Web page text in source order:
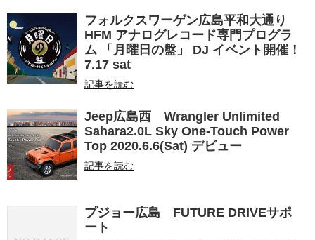
フォルクスワーゲン広島平和大通り
HFM アナログレコード専門プログラ
ム 「月曜日の盤」 DJ イベント開催！
7.17 sat
記事を読む
Jeep広島西 Wrangler Unlimited
Sahara2.0L Sky One-Touch Power
Top 2020.6.6(Sat) デビュー
記事を読む
プジョー広島 FUTURE DRIVEサポ
ート